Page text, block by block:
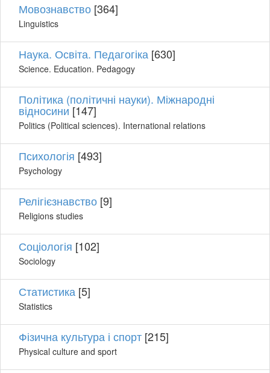
Мовознавство [364]
Linguistics
Наука. Освіта. Педагогіка [630]
Science. Education. Pedagogy
Політика (політичні науки). Міжнародні
відносини [147]
Politics (Political sciences). International relations
Психологія [493]
Psychology
Релігієзнавство [9]
Religions studies
Соціологія [102]
Sociology
Статистика [5]
Statistics
Фізична культура і спорт [215]
Physical culture and sport